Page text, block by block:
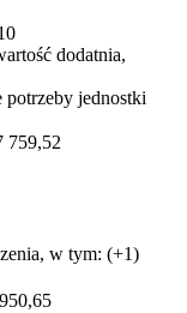
dodatnia,
potrzeby jednostki
759,52
w tym: (+1)